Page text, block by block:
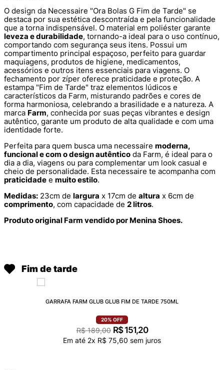
O design da Necessaire "Ora Bolas G Fim de Tarde" se
destaca por sua estética descontraída e pela funcionalidade
que a torna indispensável. O material em poliéster garante
leveza e durabilidade, tornando-a ideal para o uso contínuo,
comportando com segurança seus itens. Possui um
compartimento principal espaçoso, perfeito para guardar
maquiagens, produtos de higiene, medicamentos,
acessórios e outros itens essenciais para viagens. O
fechamento por zíper oferece praticidade e proteção. A
estampa "Fim de Tarde" traz elementos lúdicos e
característicos da Farm, misturando padrões e cores de
forma harmoniosa, celebrando a brasilidade e a natureza. A
marca Farm, conhecida por suas peças vibrantes e design
autêntico, garante um produto de alta qualidade e com uma
identidade forte.
Perfeita para quem busca uma necessaire moderna,
funcional e com o design autêntico da Farm, é ideal para o
dia a dia, viagens ou para complementar um look casual e
cheio de personalidade. Esta necessaire te acompanha com
praticidade e muito estilo.
Medidas: 23cm de largura x 17cm de altura x 6cm de
comprimento, com capacidade de 2 litros.
Produto original Farm vendido por Menina Shoes.
Fim de tarde
GARRAFA FARM GLUB GLUB FIM DE TARDE 750ML
20% OFF
R$ 189,00 R$ 151,20
Em até 2x R$ 75,60 sem juros